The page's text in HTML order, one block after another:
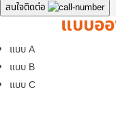
สนใจติดต่อ
แบบอ
แบบ A
แบบ B
แบบ C